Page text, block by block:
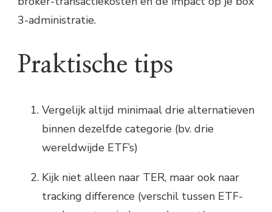
3-administratie.
Praktische tips
Vergelijk altijd minimaal drie alternatieven
binnen dezelfde categorie (bv. drie
wereldwijde ETF’s)
Kijk niet alleen naar TER, maar ook naar
tracking difference (verschil tussen ETF-